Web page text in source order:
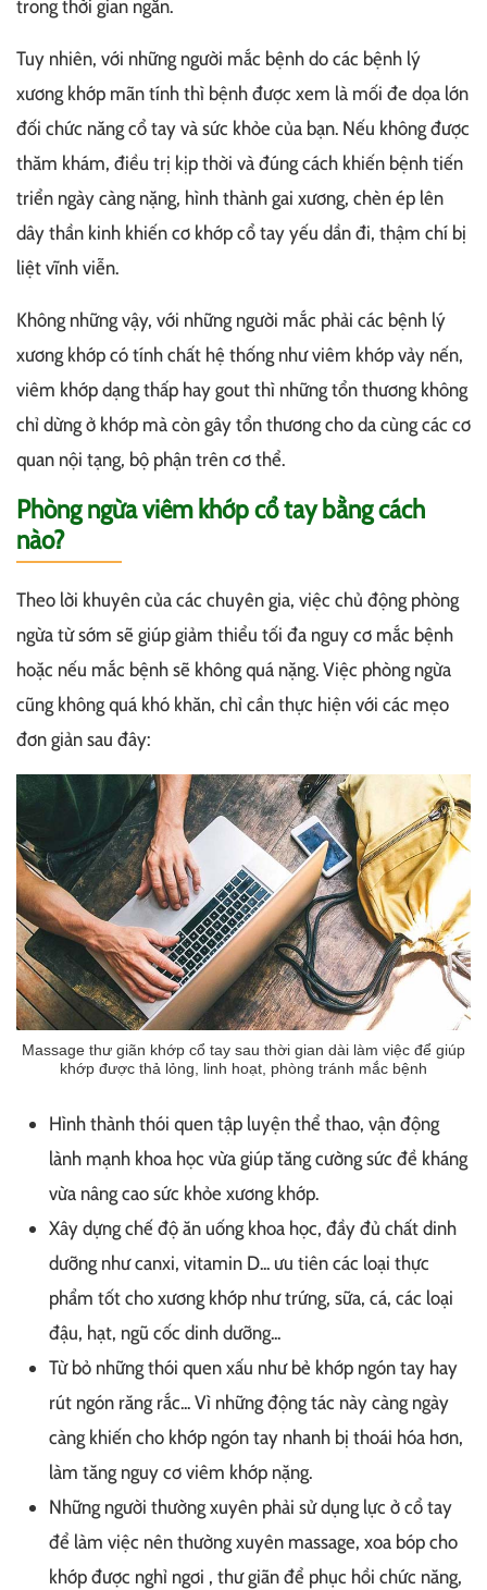
trong thời gian ngắn.
Tuy nhiên, với những người mắc bệnh do các bệnh lý
xương khớp mãn tính thì bệnh được xem là mối đe dọa lớn
đối chức năng cổ tay và sức khỏe của bạn. Nếu không được
thăm khám, điều trị kịp thời và đúng cách khiến bệnh tiến
triển ngày càng nặng, hình thành gai xương, chèn ép lên
dây thần kinh khiến cơ khớp cổ tay yếu dần đi, thậm chí bị
liệt vĩnh viễn.
Không những vậy, với những người mắc phải các bệnh lý
xương khớp có tính chất hệ thống như viêm khớp vảy nến,
viêm khớp dạng thấp hay gout thì những tổn thương không
chỉ dừng ở khớp mà còn gây tổn thương cho da cùng các cơ
quan nội tạng, bộ phận trên cơ thể.
Phòng ngừa viêm khớp cổ tay bằng cách
nào?
Theo lời khuyên của các chuyên gia, việc chủ động phòng
ngừa từ sớm sẽ giúp giảm thiểu tối đa nguy cơ mắc bệnh
hoặc nếu mắc bệnh sẽ không quá nặng. Việc phòng ngừa
cũng không quá khó khăn, chỉ cần thực hiện với các mẹo
đơn giản sau đây:
Massage thư giãn khớp cổ tay sau thời gian dài làm việc để giúp
khớp được thả lỏng, linh hoạt, phòng tránh mắc bệnh
Hình thành thói quen tập luyện thể thao, vận động
lành mạnh khoa học vừa giúp tăng cường sức đề kháng
vừa nâng cao sức khỏe xương khớp.
Xây dựng chế độ ăn uống khoa học, đầy đủ chất dinh
dưỡng như canxi, vitamin D... ưu tiên các loại thực
phẩm tốt cho xương khớp như trứng, sữa, cá, các loại
đậu, hạt, ngũ cốc dinh dưỡng...
Từ bỏ những thói quen xấu như bẻ khớp ngón tay hay
rút ngón răng rắc... Vì những động tác này càng ngày
càng khiến cho khớp ngón tay nhanh bị thoái hóa hơn,
làm tăng nguy cơ viêm khớp nặng.
Những người thường xuyên phải sử dụng lực ở cổ tay
để làm việc nên thường xuyên massage, xoa bóp cho
khớp được nghỉ ngơi , thư giãn để phục hồi chức năng,